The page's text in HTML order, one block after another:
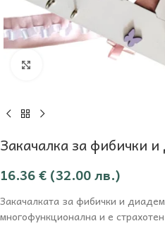
Закачалка за фибички
16.36€ (32.00 лв.)
Закачалката за фибички и
многофункционална и е